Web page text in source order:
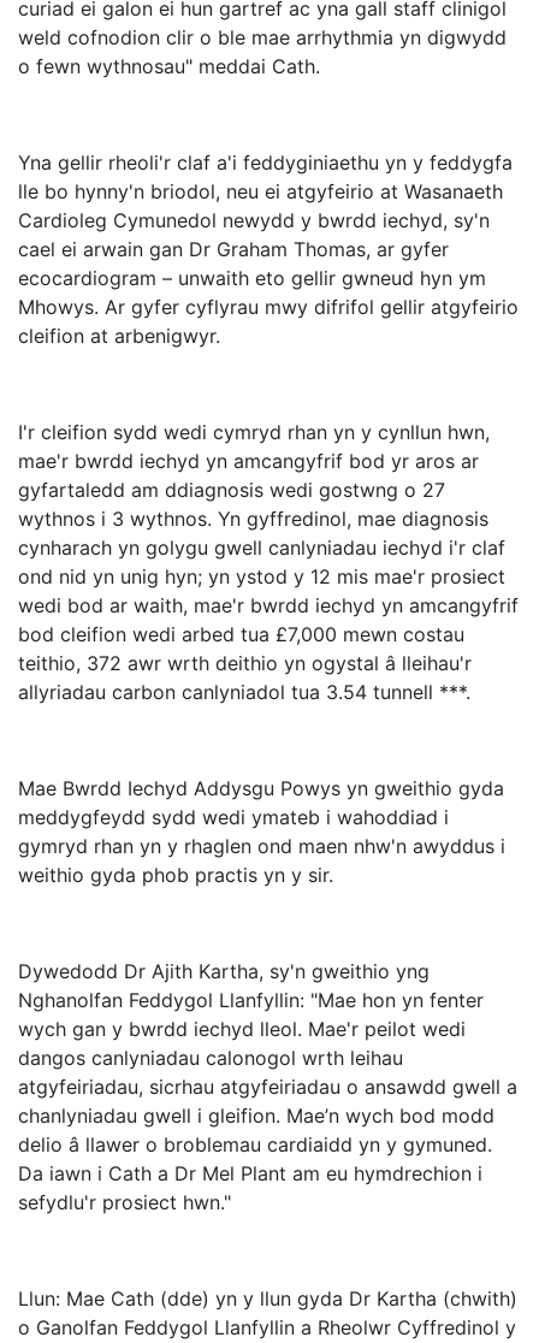
curiad ei galon ei hun gartref ac yna gall staff clinigol
weld cofnodion clir o ble mae arrhythmia yn digwydd
o fewn wythnosau" meddai Cath.
Yna gellir rheoli'r claf a'i feddyginiaethu yn y feddygfa
lle bo hynny'n briodol, neu ei atgyfeirio at Wasanaeth
Cardioleg Cymunedol newydd y bwrdd iechyd, sy'n
cael ei arwain gan Dr Graham Thomas, ar gyfer
ecocardiogram – unwaith eto gellir gwneud hyn ym
Mhowys. Ar gyfer cyflyrau mwy difrifol gellir atgyfeirio
cleifion at arbenigwyr.
I'r cleifion sydd wedi cymryd rhan yn y cynllun hwn,
mae'r bwrdd iechyd yn amcangyfrif bod yr aros ar
gyfartaledd am ddiagnosis wedi gostwng o 27
wythnos i 3 wythnos. Yn gyffredinol, mae diagnosis
cynharach yn golygu gwell canlyniadau iechyd i'r claf
ond nid yn unig hyn; yn ystod y 12 mis mae'r prosiect
wedi bod ar waith, mae'r bwrdd iechyd yn amcangyfrif
bod cleifion wedi arbed tua £7,000 mewn costau
teithio, 372 awr wrth deithio yn ogystal â lleihau'r
allyriadau carbon canlyniadol tua 3.54 tunnell ***.
Mae Bwrdd Iechyd Addysgu Powys yn gweithio gyda
meddygfeydd sydd wedi ymateb i wahoddiad i
gymryd rhan yn y rhaglen ond maen nhw'n awyddus i
weithio gyda phob practis yn y sir.
Dywedodd Dr Ajith Kartha, sy'n gweithio yng
Nghanolfan Feddygol Llanfyllin: "Mae hon yn fenter
wych gan y bwrdd iechyd lleol. Mae'r peilot wedi
dangos canlyniadau calonogol wrth leihau
atgyfeiriadau, sicrhau atgyfeiriadau o ansawdd gwell a
chanlyniadau gwell i gleifion. Mae’n wych bod modd
delio â llawer o broblemau cardiaidd yn y gymuned.
Da iawn i Cath a Dr Mel Plant am eu hymdrechion i
sefydlu'r prosiect hwn."
Llun: Mae Cath (dde) yn y llun gyda Dr Kartha (chwith)
o Ganolfan Feddygol Llanfyllin a Rheolwr Cyffredinol y